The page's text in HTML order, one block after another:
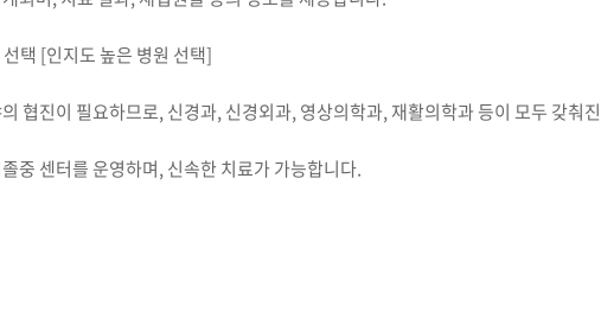
택 [인지도 높은 병원 선택]
협진이 필요하므로, 신경과, 신경외과, 영상의학과, 재활의학과 등이 모두 갖춰
중 센터를 운영하며, 신속한 치료가 가능합니다.